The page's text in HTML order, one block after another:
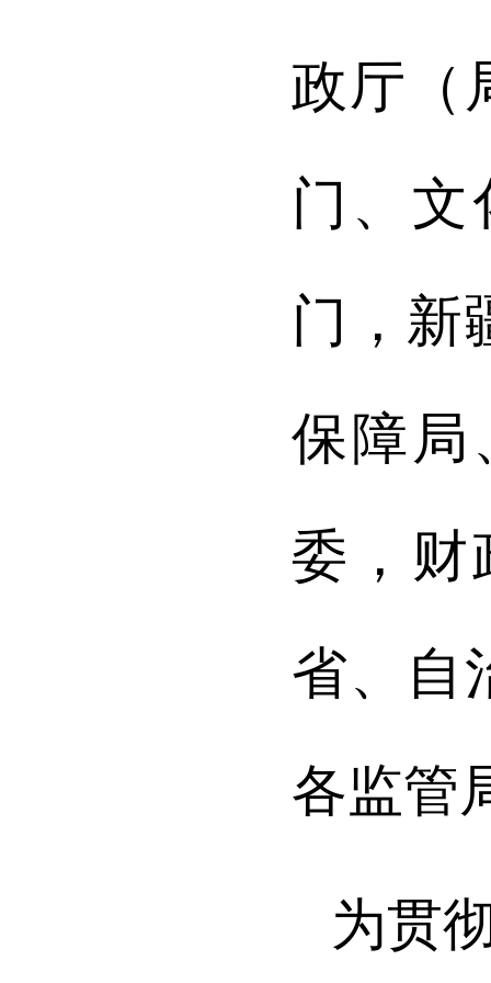
政厅（
门、
门，新
保障局
委，财
省、自
各监管
为贯